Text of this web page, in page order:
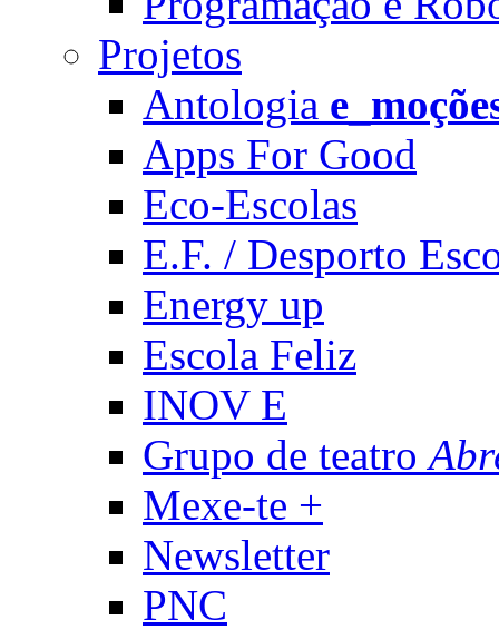
Projetos
Antologia
Apps For Good
Eco-Escolas
E.F. / Desporto
Energy up
Escola Feliz
INOV E
Grupo de teatro
Mexe-te +
Newsletter
PNC